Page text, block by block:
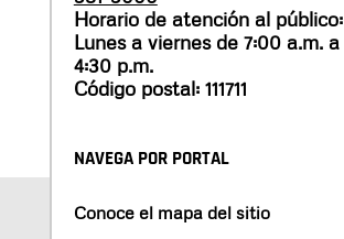
Horario de atención al público:
Lunes a viernes de 7:00 a.m. a
4:30 p.m.
Código postal: 111711
NAVEGA POR PORTAL
Conoce el mapa del sitio